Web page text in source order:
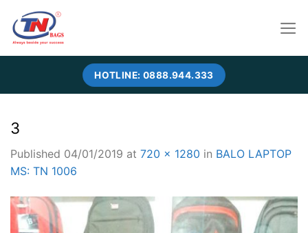
content
HOTLINE: 0888.944.333
3
Published 04/01/2019 at 720 × 1280 in BALO LAPTOP
MS: TN 1006